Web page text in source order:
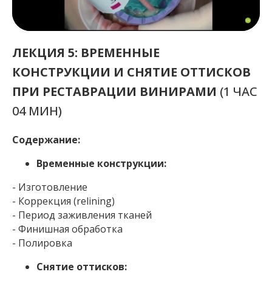
ЛЕКЦИЯ 5: ВРЕМЕННЫЕ
КОНСТРУКЦИИ И СНЯТИЕ ОТТИСКОВ
ПРИ РЕСТАВРАЦИИ ВИНИРАМИ (1 ЧАС
04 МИН)
Содержание:
Временные конструкции:
- Изготовление
- Коррекция (relining)
- Период заживления тканей
- Финишная обработка
- Полировка
Снятие оттисков: